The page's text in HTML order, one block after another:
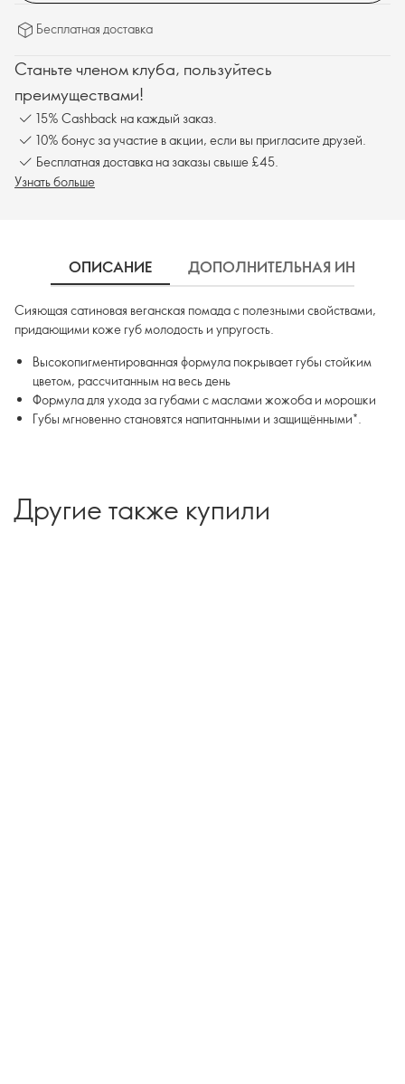
Бесплатная доставка
Станьте членом клуба, пользуйтесь
преимуществами!
15% Cashback на каждый заказ.
10% бонус за участие в акции, если вы пригласите друзей.
Бесплатная доставка на заказы свыше £45.
Узнать больше
ОПИСАНИЕ ДОПОЛНИТЕЛЬНАЯ
Сияющая сатиновая веганская помада с полезными свойствами,
придающими коже губ молодость и упругость.
Высокопигментированная формула покрывает губы стойким
цветом, рассчитанным на весь день
Формула для ухода за губами с маслами жожоба и морошки
Губы мгновенно становятся напитанными и защищёнными*.
Другие также купили